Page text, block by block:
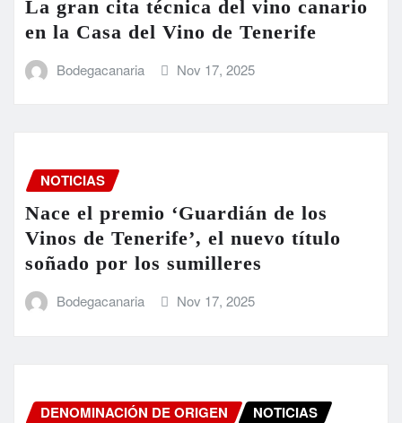
La gran cita técnica del vino canario
en la Casa del Vino de Tenerife
Bodegacanaria Nov 17, 2025
NOTICIAS
Nace el premio ‘Guardián de los
Vinos de Tenerife’, el nuevo título
soñado por los sumilleres
Bodegacanaria Nov 17, 2025
DENOMINACIÓN DE ORIGEN NOTICIAS